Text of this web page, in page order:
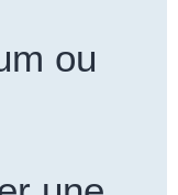
ou